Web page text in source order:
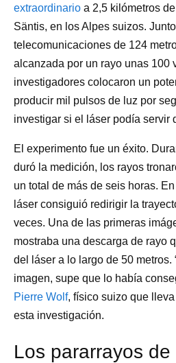
extraordinario a 2,5 kilómetros
Säntis, en los Alpes suizos.
telecomunicaciones de 124
alcanzada por un rayo unas 100
investigadores colocaron un
producir mil pulsos de luz por
investigar si el láser podía servir
El experimento fue un éxito.
duró la medición, los rayos
un total de más de seis horas.
láser consiguió redirigir la
veces. Una de las primeras
mostraba una descarga de rayo
del láser a lo largo de 50 metros.
imagen, supe que lo había
Pierre Wolf, físico suizo que
esta investigación.
Los pararrayos de